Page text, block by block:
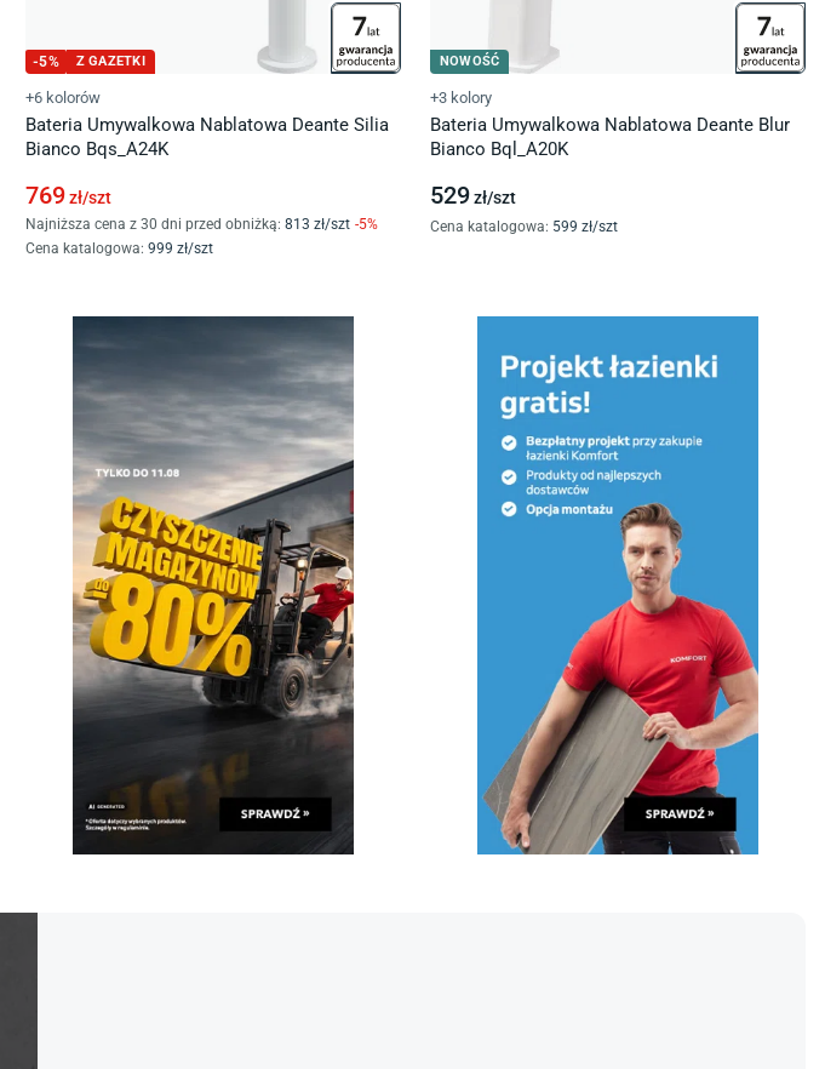
-5% Z GAZETKI
+6 kolorów
Bateria Umywalkowa Nablatowa Deante Silia
Bianco Bqs_A24K
769zł/szt
Najniższa cena z 30 dni przed obniżką: 813 zł/szt -5%
Cena katalogowa: 999 zł/szt
NOWOŚĆ
+3 kolory
Bateria Umywalkowa Nablatowa Deante Blur
Bianco Bql_A20K
529zł/szt
Cena katalogowa: 599 zł/szt